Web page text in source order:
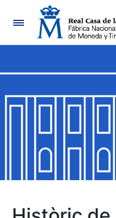
Mostra/Amaga
Mostra/Amaga
Mostra/Amaga